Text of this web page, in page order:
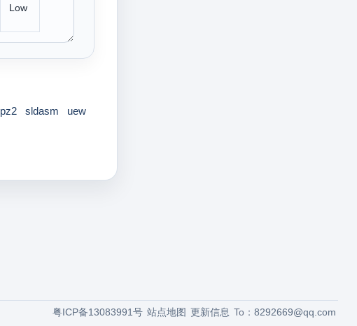
Low
pz2 sldasm
uew
To：8292669@qq.com
更新信息
站点地图
粤ICP备13083991号